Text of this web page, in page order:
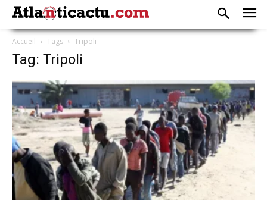
Accueil Tags Tripoli
Tag: Tripoli